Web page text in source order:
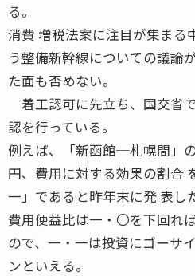
る。
消費 増税法案に注目が集まる
う整備新幹線についての議論
た面も否めない。
着工認可に先立ち、国交省
認を行っている。
例えば、「新函館─札幌間」
円、費用に対する効果の割合
一」であると昨年末に発 表し
費用便益比は一・〇を下回れ
ので、一・一は投資にゴーサ
ンといえる。